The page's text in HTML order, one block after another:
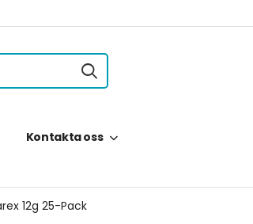
Kontakta oss
12g 25-Pack